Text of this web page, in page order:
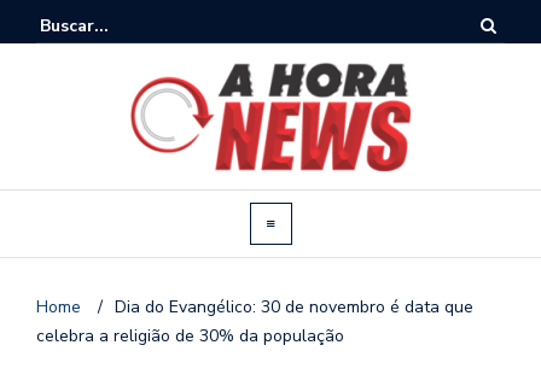
Home / Dia do Evangélico: 30 de novembro é data que
celebra a religião de 30% da população